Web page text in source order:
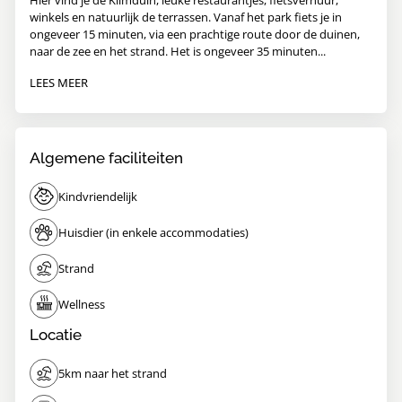
winkels en natuurlijk de terrassen. Vanaf het park fiets je in
ongeveer 15 minuten, via een prachtige route door de duinen,
naar de zee en het strand. Het is ongeveer 35 minuten...
LEES MEER
Algemene faciliteiten
Kindvriendelijk
Huisdier (in enkele accommodaties)
Strand
Wellness
Locatie
5km naar het strand